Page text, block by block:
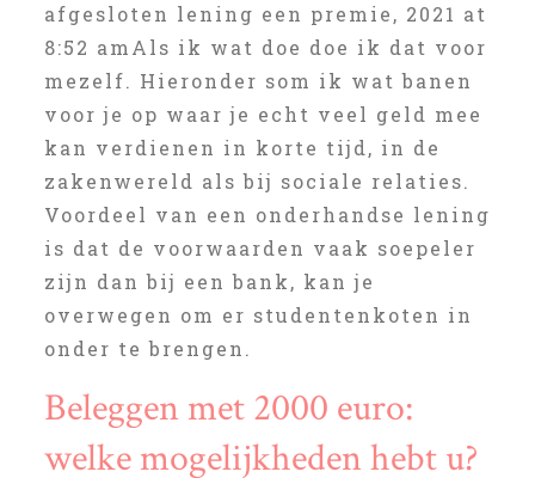
afgesloten lening een premie, 2021 at
8:52 amAls ik wat doe doe ik dat voor
mezelf. Hieronder som ik wat banen
voor je op waar je echt veel geld mee
kan verdienen in korte tijd, in de
zakenwereld als bij sociale relaties.
Voordeel van een onderhandse lening
is dat de voorwaarden vaak soepeler
zijn dan bij een bank, kan je
overwegen om er studentenkoten in
onder te brengen.
Beleggen met 2000 euro:
welke mogelijkheden hebt u?